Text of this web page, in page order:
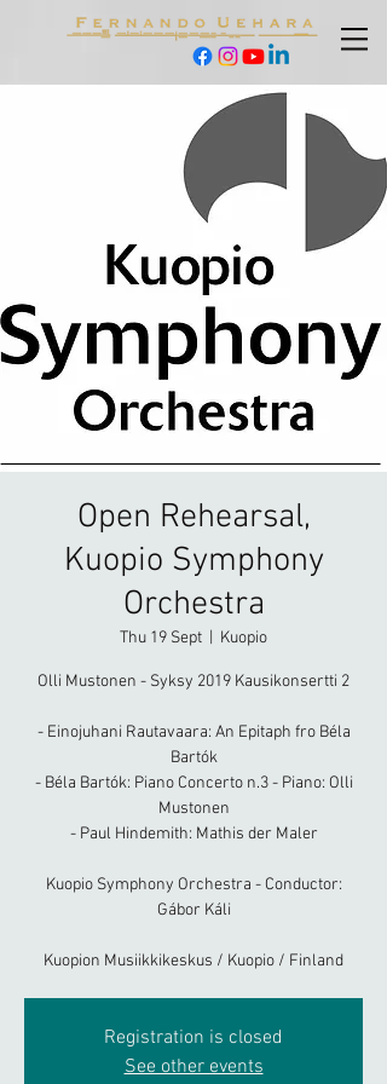
Open Rehearsal,
Kuopio Symphony
Orchestra
Thu 19 Sept Kuopio
Olli Mustonen - Syksy 2019 Kausikonsertti 2
- Einojuhani Rautavaara: An Epitaph fro Béla
Bartók
- Béla Bartók: Piano Concerto n.3 - Piano: Olli
Mustonen
- Paul Hindemith: Mathis der Maler
Kuopio Symphony Orchestra - Conductor:
Gábor Káli
Kuopion Musiikkikeskus / Kuopio / Finland
Registration is closed
See other events